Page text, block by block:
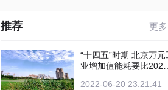
推荐 更多
“十四五”时期 北京万元工
业增加值能耗要比2020
2022-06-20 23:21:41